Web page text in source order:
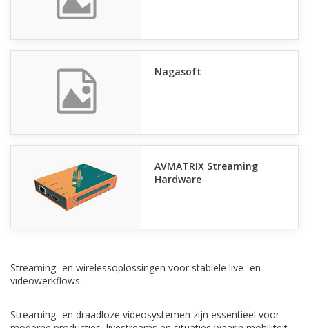
Nagasoft
AVMATRIX Streaming
Hardware
Streaming- en wirelessoplossingen voor stabiele live- en
videowerkflows.
Streaming- en draadloze videosystemen zijn essentieel voor